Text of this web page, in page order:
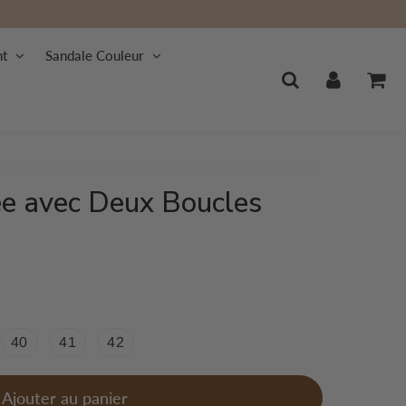
Sandale Couleur
avec Deux Boucles
40 41 42
Ajouter au panier